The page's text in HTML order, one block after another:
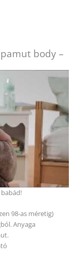
body –
98-as méretig)
Anyaga